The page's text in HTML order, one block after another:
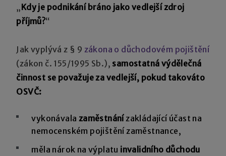
„ Kdy je podnikání bráno jako vedlejší zdroj
příjmů?“
Jak vyplývá z § 9 zákona o důchodovém pojištění
(zákon č. 155/1995 Sb.), samostatná výdělečná
činnost se považuje za vedlejší, pokud takováto
OSVČ:
vykonávala zaměstnánízakládající účast na
nemocenském pojištění zaměstnance,
měla nárok na výplatu invalidního důchodu